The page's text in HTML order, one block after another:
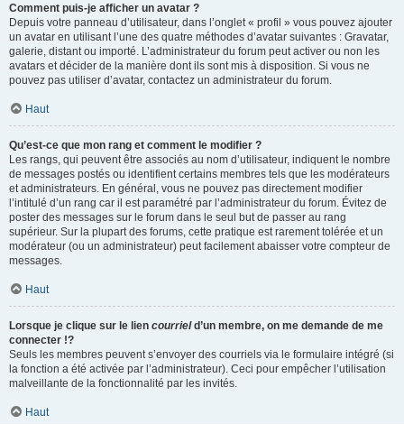
Comment puis-je afficher un avatar ?
Depuis votre panneau d’utilisateur, dans l’onglet « profil » vous pouvez ajouter
un avatar en utilisant l’une des quatre méthodes d’avatar suivantes : Gravatar,
galerie, distant ou importé. L’administrateur du forum peut activer ou non les
avatars et décider de la manière dont ils sont mis à disposition. Si vous ne
pouvez pas utiliser d’avatar, contactez un administrateur du forum.
Haut
Qu’est-ce que mon rang et comment le modifier ?
Les rangs, qui peuvent être associés au nom d’utilisateur, indiquent le nombre
de messages postés ou identifient certains membres tels que les modérateurs
et administrateurs. En général, vous ne pouvez pas directement modifier
l’intitulé d’un rang car il est paramétré par l’administrateur du forum. Évitez de
poster des messages sur le forum dans le seul but de passer au rang
supérieur. Sur la plupart des forums, cette pratique est rarement tolérée et un
modérateur (ou un administrateur) peut facilement abaisser votre compteur de
messages.
Haut
Lorsque je clique sur le lien courrield’un membre, on me demande de me
connecter !?
Seuls les membres peuvent s’envoyer des courriels via le formulaire intégré (si
la fonction a été activée par l’administrateur). Ceci pour empêcher l’utilisation
malveillante de la fonctionnalité par les invités.
Haut